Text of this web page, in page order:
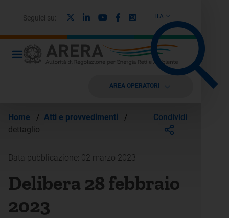
ITA
Seguici su: LinkedinYoutubeFacebook
Instagram
AREA OPERATORI
Home / Atti e provvedimenti
/
dettaglio
Condividi
Data pubblicazione: 02 marzo 2023
Delibera 28 febbraio
2023